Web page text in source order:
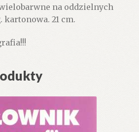
na oddzielnych
21 cm.